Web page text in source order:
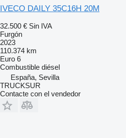
IVECO DAILY 35C16H 20M
32.500 € Sin IVA
Furgón
2023
110.374 km
Euro 6
Combustible diésel
España, Sevilla
TRUCKSUR
Contacte con el vendedor